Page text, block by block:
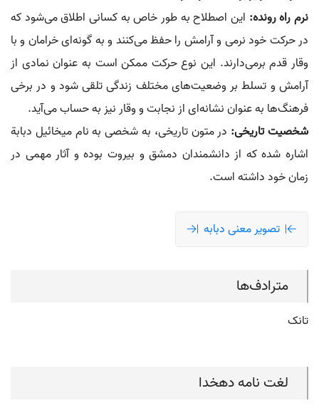
نرم راه رونده: این اصطلاح به طور خاص به کسانی اطلاق می‌شود که
در حرکت خود نرمی و آرامش را حفظ می‌کنند و به گونه‌ای خرامان و با
وقار قدم برمی‌دارند. این نوع حرکت ممکن است به عنوان نمادی از
آرامش و تسلط بر وضعیت‌های مختلف زندگی تلقی شود و در برخی
فرهنگ‌ها به عنوان نشانه‌ای از نجابت و وقار نیز به حساب می‌آید.
شخصیت تاریخی: در متون تاریخی، به شخصی به نام میخائیل دبابة
اشاره شده که از دانشمندان دمشق و بیروت بوده و آثار مهمی در
زمان خود داشته است.
تصویر معنی دبابه
مترادف‌ها
تانک
لغت نامه دهخدا